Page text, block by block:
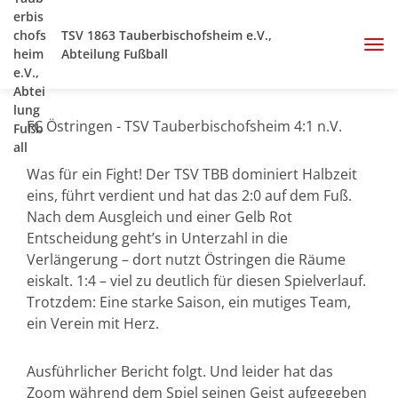
TSV 1863 Tauberbischofsheim e.V.,
Abteilung Fußball
FC Östringen - TSV Tauberbischofsheim 4:1 n.V.
Was für ein Fight! Der TSV TBB dominiert Halbzeit
eins, führt verdient und hat das 2:0 auf dem Fuß.
Nach dem Ausgleich und einer Gelb Rot
Entscheidung geht’s in Unterzahl in die
Verlängerung – dort nutzt Östringen die Räume
eiskalt. 1:4 – viel zu deutlich für diesen Spielverlauf.
Trotzdem: Eine starke Saison, ein mutiges Team,
ein Verein mit Herz.
Ausführlicher Bericht folgt. Und leider hat das
Zoom während dem Spiel seinen Geist aufgegeben